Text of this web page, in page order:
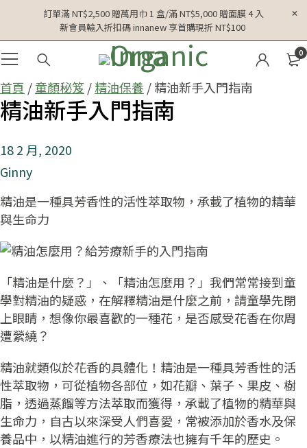
訂單滿 NT$2,500 贈萬用巾 1 盒/滿 NT$5,000 贈面膜 4 入
新會員輸入折扣碼 innanew 享首購現折 NT$100
0
首頁 /童顏秘笈/精油保養 / 精油新手入門指南
精油新手入門指南
18 2 月, 2020
Ginny
精油是一種具芳香性的活性萃取物，承載了植物的精華
與生命力
「精油是什麼？」、「精油怎麼用？」我們常常接到童
學對精油的疑惑，在解釋精油是什麼之前，請童學先閉
上眼睛，想像你最喜歡的一種花，是否感受花香在你周
遭縈繞？
精油就類似於花香的具體化！精油是一種具芳香性的活
性萃取物，可從植物各部位，如花瓣、葉子、果皮、樹
脂，透過蒸餾等方法萃取而獲得，承載了植物的精華與
生命力，自古以來深受人們喜愛，常被添加於香水及保
養品中，以精油進行的芳香療法也擁有千年的歷史。